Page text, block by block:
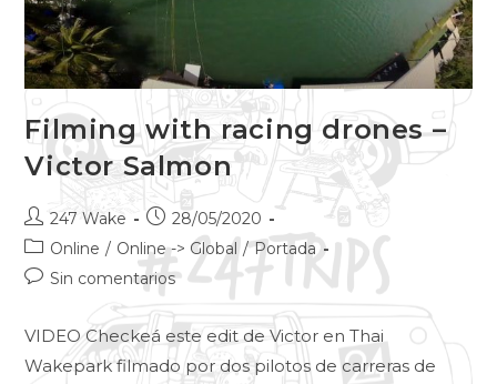
Filming with racing drones –
Victor Salmon
247 Wake
28/05/2020
Online / Online -> Global / Portada
Sin comentarios
VIDEO Checkeá este edit de Victor en Thai
Wakepark filmado por dos pilotos de carreras de